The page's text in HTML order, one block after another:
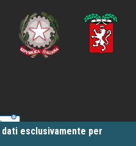
esclusivamente per